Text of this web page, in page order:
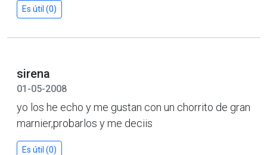
Es útil (0)
sirena
01-05-2008
yo los he echo y me gustan con un chorrito de gran
marnier,probarlos y me deciis
Es útil (0)